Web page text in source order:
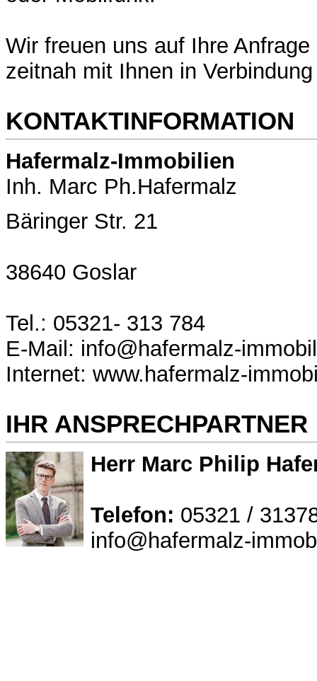
Wir freuen uns auf Ihre
zeitnah mit Ihnen in
KONTAKTINFORMATION
Hafermalz-Immobilien
Inh. Marc Ph.Hafermalz
Bäringer Str. 21
38640 Goslar
Tel.: 05321- 313 784
E-Mail: info@hafermalz-
Internet: www.hafermalz-
IHR ANSPRECHPARTNER
Herr Marc Philip
Telefon: 05321 /
info@hafermalz-